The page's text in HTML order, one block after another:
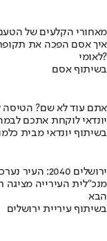
מאחורי הקלעים של
לאומי?
בשיתוף אסם
אתם עוד לא שם? הטיסה
יונדאי לוקחת אתכם
בשיתוף יונדאי מבית
ירושלים 2040: העיר נערכת ל- 1.5 מליון תושבים
מנכ"לית העירייה מציגה
הבא
בשיתוף עיריית ירושלים